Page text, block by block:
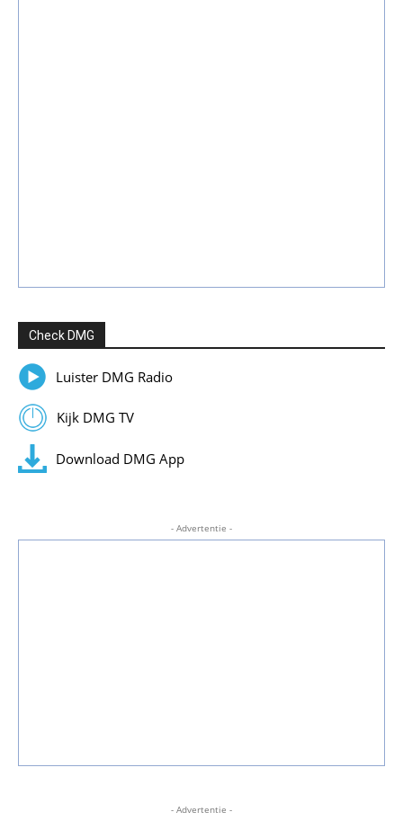
Check DMG
Luister DMG Radio
Kijk DMG TV
Download DMG App
- Advertentie -
- Advertentie -